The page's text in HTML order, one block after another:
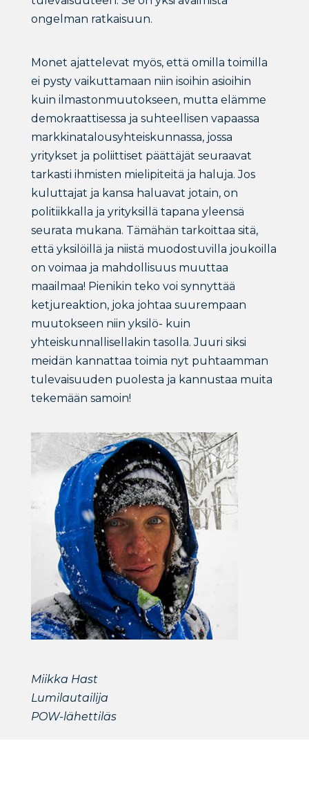
ongelman ratkaisuun.
Monet ajattelevat myös, että omilla toimilla
ei pysty vaikuttamaan niin isoihin asioihin
kuin ilmastonmuutokseen, mutta elämme
demokraattisessa ja suhteellisen vapaassa
markkinatalousyhteiskunnassa, jossa
yritykset ja poliittiset päättäjät seuraavat
tarkasti ihmisten mielipiteitä ja haluja. Jos
kuluttajat ja kansa haluavat jotain, on
politiikkalla ja yrityksillä tapana yleensä
seurata mukana. Tämähän tarkoittaa sitä,
että yksilöillä ja niistä muodostuvilla joukoilla
on voimaa ja mahdollisuus muuttaa
maailmaa! Pienikin teko voi synnyttää
ketjureaktion, joka johtaa suurempaan
muutokseen niin yksilö- kuin
yhteiskunnallisellakin tasolla. Juuri siksi
meidän kannattaa toimia nyt puhtaamman
tulevaisuuden puolesta ja kannustaa muita
tekemään samoin!
Miikka Hast
Lumilautailija
POW-lähettiläs